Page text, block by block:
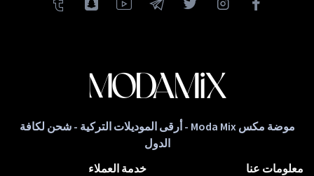
موضة مكس Moda Mix - أرقى الموديلات التركية - شحن لكافة
الدول
معلومات عنا
خدمة العملاء